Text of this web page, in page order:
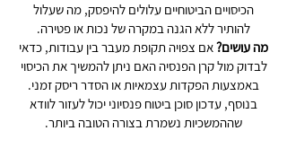
הכיסויים הביטוחיים עלולים להיפסק, מה שעלול
להותיר ללא הגנה במקרה של נכות או פטירה.
מה עושים?אם צפויה תקופת מעבר בין עבודות, כדאי
לבדוק מול קרן הפנסיה האם ניתן להמשיך את הכיסוי
באמצעות הפקדות עצמאיות או הסדר ריסק זמני.
בנוסף, עדכון סוכן ביטוח פנסיוני יכול לעזור לוודא
שההמשכיות נשמרת בצורה הטובה ביותר.